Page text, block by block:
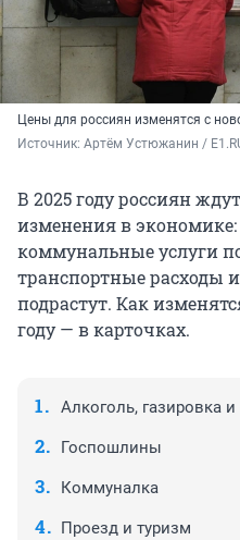
Цены для россиян изменятся с
Источник: Артём Устюжанин /
В 2025 году россиян
изменения в экономике:
коммунальные услуги
транспортные расходы
подрастут. Как
году — в карточках.
Алкоголь, газировка и
Госпошлины
Коммуналка
Проезд и туризм